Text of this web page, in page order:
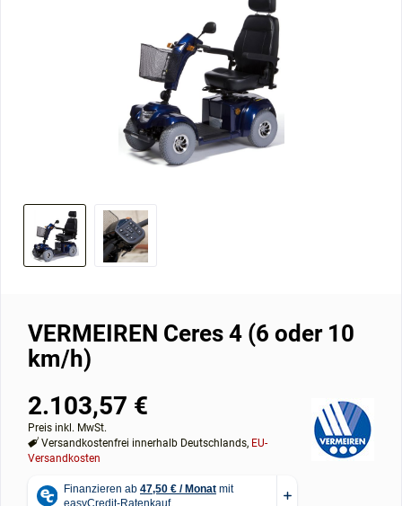
VERMEIREN Ceres 4 (6 oder 10
km/h)
2.103,57 €
Preis inkl. MwSt.
Versandkostenfrei innerhalb Deutschlands, EU-
Versandkosten